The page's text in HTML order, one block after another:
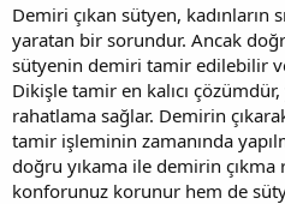
Demiri çıkan sütyen, kadınların
yaratan bir sorundur. Ancak
sütyenin demiri tamir edilebilir
Dikişle tamir en kalıcı çözümdür,
rahatlama sağlar. Demirin
tamir işleminin zamanında
doğru yıkama ile demirin çıkma
konforunuz korunur hem de